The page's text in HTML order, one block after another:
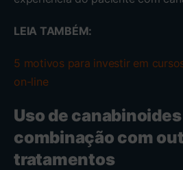
LEIA TAMBÉM:
5 motivos para investir em
on-line
Uso de
combinação com
tratamentos